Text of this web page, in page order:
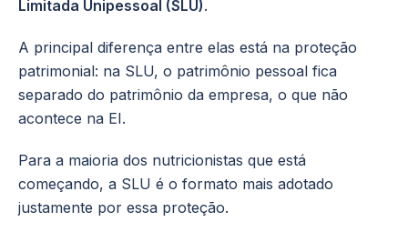
Limitada Unipessoal (SLU).
A principal diferença entre elas está na proteção
patrimonial: na SLU, o patrimônio pessoal fica
separado do patrimônio da empresa, o que não
acontece na EI.
Para a maioria dos nutricionistas que está
começando, a SLU é o formato mais adotado
justamente por essa proteção.